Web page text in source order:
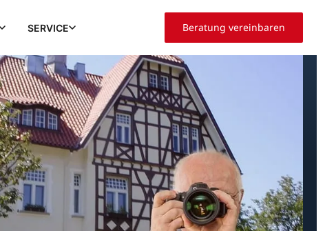
SERVICE Beratung vereinbaren